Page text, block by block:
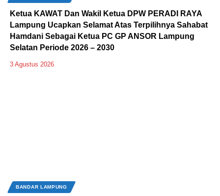
Ketua KAWAT Dan Wakil Ketua DPW PERADI RAYA
Lampung Ucapkan Selamat Atas Terpilihnya Sahabat
Hamdani Sebagai Ketua PC GP ANSOR Lampung
Selatan Periode 2026 – 2030
3 Agustus 2026
BANDAR LAMPUNG